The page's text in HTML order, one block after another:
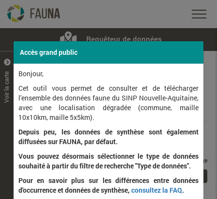
Requêteur de données
+
–
Voir la carte
Données
Rang taxonomique :
Affichage de1à 1sur1
taxons / page
Accès grand public
Bonjour,
Cet outil vous permet de consulter et de télécharger
l'ensemble des données faune du SINP Nouvelle-Aquitaine,
avec une localisation dégradée (commune, maille
10x10km, maille 5x5km).
Depuis peu, les données de synthèse sont également
diffusées sur FAUNA, par défaut.
Vous pouvez désormais sélectionner le type de données
souhaité à partir du filtre de recherche "Type de données".
Pour en savoir plus sur les différences entre données
d'occurrence et données de synthèse, consultez la FAQ.